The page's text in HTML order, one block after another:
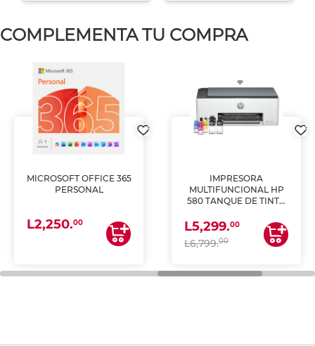
COMPLEMENTA TU COMPRA
MICROSOFT OFFICE 365
PERSONAL
L2,250.00
IMPRESORA
MULTIFUNCIONAL HP
580 TANQUE DE TINTA
ESCANEA)
L5,299.00
L6,799.00